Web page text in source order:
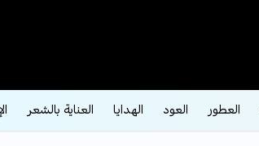
العطور العود الهدايا العناية بالشعر